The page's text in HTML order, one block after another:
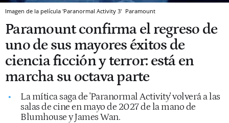
Imagen de la película 'Paranormal Activity 3' Paramount
Paramount confirma el regreso de
uno de sus mayores éxitos de
ciencia ficción y terror: está en
marcha su octava parte
La mítica saga de 'Paranormal Activity' volverá a las
salas de cine en mayo de 2027 de la mano de
Blumhouse y James Wan.